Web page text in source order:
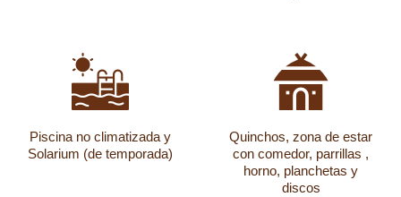
Piscina no climatizada y
Solarium (de temporada)
Quinchos, zona de estar
con comedor, parrillas ,
horno, planchetas y
discos